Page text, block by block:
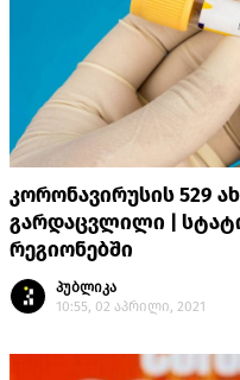
კორონავირუსის 529
გარდაცვლილი |
რეგიონებში
პუბლიკა
10:55, 02 აპრილი, 2021